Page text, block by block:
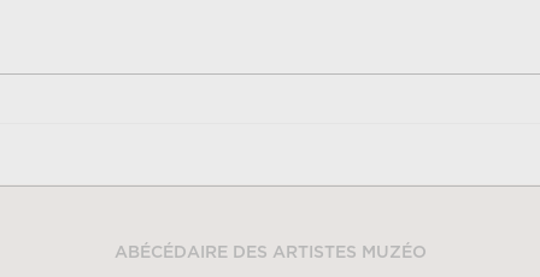
ABÉCÉDAIRE DES ARTISTES MUZÉO